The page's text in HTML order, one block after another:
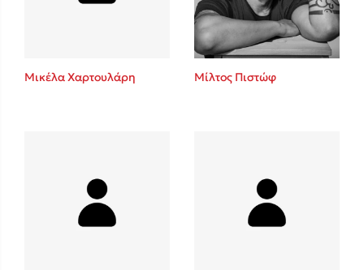
Η μέθοδος Αφήστε τους
Δημοφιλείς Συγγραφείς
Φυστίκι ΠουΚυλάει
Μικέλα Χαρτουλάρη Μίλτος Πιστώφ